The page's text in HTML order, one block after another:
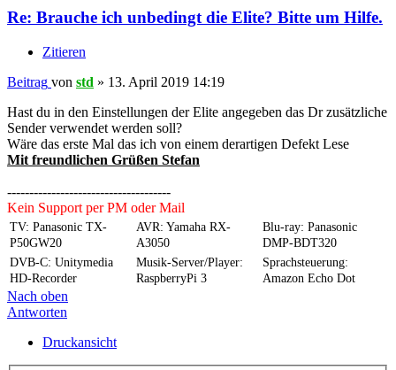
Re: Brauche ich unbedingt die Elite? Bitte um Hilfe.
Zitieren
Beitrag von std » 13. April 2019 14:19
Hast du in den Einstellungen der Elite angegeben das Dr zusätzliche
Sender verwendet werden soll?
Wäre das erste Mal das ich von einem derartigen Defekt Lese
Mit freundlichen Grüßen Stefan
-------------------------------------
Kein Support per PM oder Mail
TV: Panasonic TX-
P50GW20
AVR: Yamaha RX-
A3050
Blu-ray: Panasonic
DMP-BDT320
DVB-C: Unitymedia
HD-Recorder
Musik-Server/Player:
RaspberryPi 3
Sprachsteuerung:
Amazon Echo Dot
Nach oben
Antworten
Druckansicht